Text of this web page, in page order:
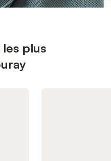
plus